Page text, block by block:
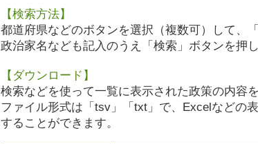
【検索方法】
都道府県などのボタンを選択（複数可）して、
政治家名なども記入のうえ「検索」ボタンを押し
【ダウンロード】
検索などを使って一覧に表示された政策の内容
ファイル形式は「tsv」「txt」で、Excelなどの
することができます。